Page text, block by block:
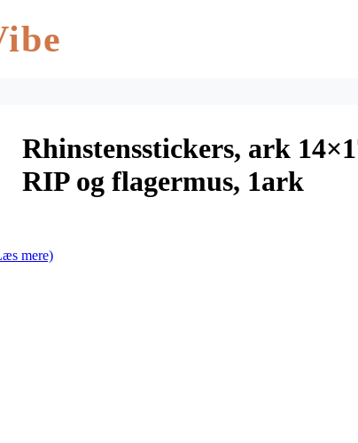
Rhinstensstickers, ark
RIP og flagermus, 1ark
mere)